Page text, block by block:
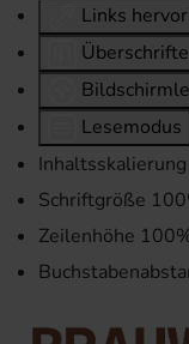
Links
Lesemodus
Inhaltsskalierung
Schriftgröße 100
Zeilenhöhe 100